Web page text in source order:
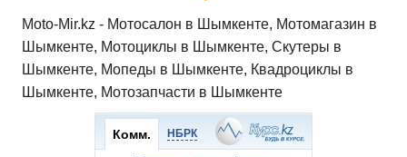
Moto-Mir.kz - Мотосалон в Шымкенте, Мотомагазин в
Шымкенте, Мотоциклы в Шымкенте, Скутеры в
Шымкенте, Мопеды в Шымкенте, Квадроциклы в
Шымкенте, Мотозапчасти в Шымкенте